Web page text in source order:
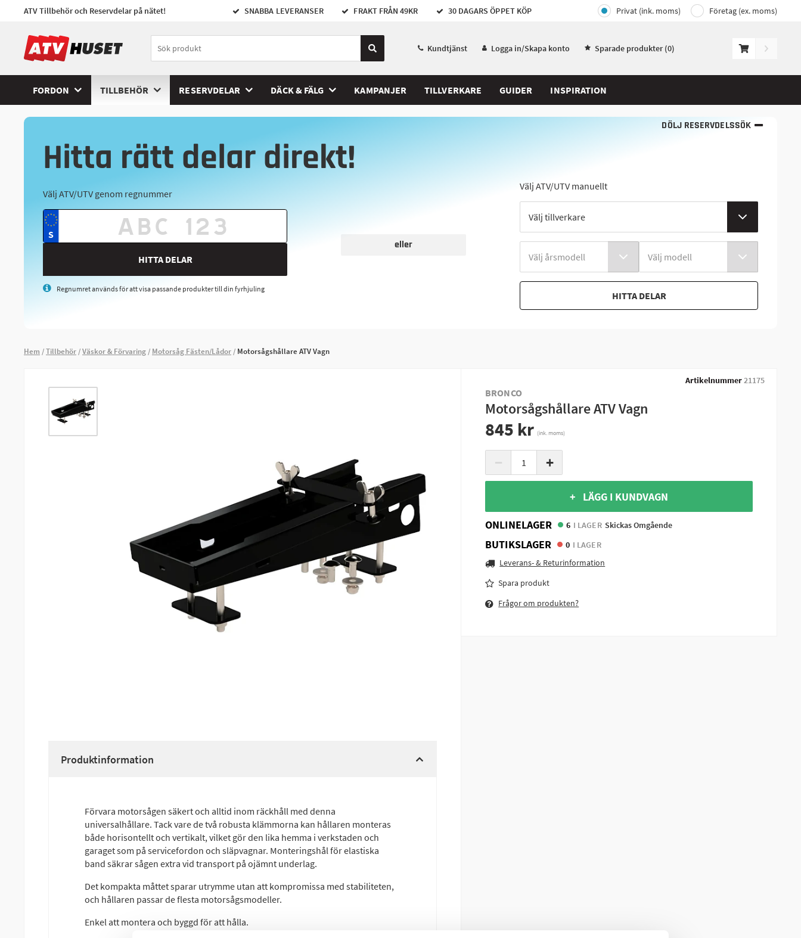
ATV Tillbehör och Reservdelar på nätet! SNABBA LEVERANSER FRAKT FRÅN 49KR 30 DAGARS ÖPPET KÖP Privat (ink. moms) Företag (ex. moms)
Kundtjänst Logga in/Skapa konto Sparade produkter (0)
FORDON TILLBEHÖR RESERVDELAR DÄCK & FÄLG KAMPANJER TILLVERKARE GUIDER INSPIRATION
DÖLJ RESERVDELSSÖK
Hitta rätt delar direkt!
Välj ATV/UTV genom regnummer
HITTA DELAR
Regnumret används för att visa passande produkter till din fyrhjuling
eller
Välj ATV/UTV manuellt
HITTA DELAR
Hem Tillbehör Väskor & Förvaring Motorsåg Fästen/Lådor Motorsågshållare ATV Vagn
Artikelnummer21175
BRONCO
Motorsågshållare ATV Vagn
845 kr (ink. moms)
− +
+ LÄGG I KUNDVAGN
ONLINELAGER 6 I LAGER Skickas Omgående
BUTIKSLAGER 0 I LAGER
Leverans- & Returinformation
Spara produkt
Frågor om produkten?
Produktinformation
Förvara motorsågen säkert och alltid inom räckhåll med denna
universalhållare. Tack vare de två robusta klämmorna kan hållaren monteras
både horisontellt och vertikalt, vilket gör den lika hemma i verkstaden och
garaget som på servicefordon och släpvagnar. Monteringshål för elastiska
band säkrar sågen extra vid transport på ojämnt underlag.
Det kompakta måttet sparar utrymme utan att kompromissa med stabiliteten,
och hållaren passar de flesta motorsågsmodeller.
Enkel att montera och byggd för att hålla.